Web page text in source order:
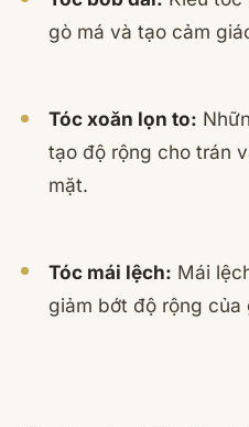
gò má và tạo cảm
Tóc xoăn lọn to:
tạo độ rộng cho trán
mặt.
Tóc mái lệch: Mái
giảm bớt độ rộng của